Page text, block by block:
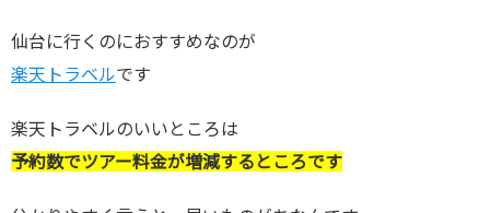
仙台に行くのにおすすめなのが
楽天トラベルです
楽天トラベルのいいところは
予約数でツアー料金が増減するところです